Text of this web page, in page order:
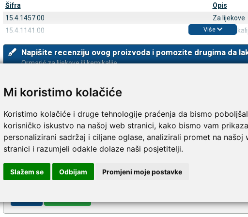
Mi koristimo kolačiće
Koristimo kolačiće i druge tehnologije praćenja da bismo
korisničko iskustvo na našoj web stranici, kako bismo vam
personalizirani sadržaj i ciljane oglase, analizirali promet na našoj
stranici i razumjeli odakle dolaze naši posjetitelji.
Slažem se Odbijam Promjeni moje postavke
Šifra
Opis
15.4.1457.00
Za lijekove
15.4.1141.00
Za
Više
Napišite recenziju ovog proizvoda i pomozite drugima da
Ormarić za lijekove ili kemikalije
VITAMMY Pilla Line 7 × 1 –
tjedna kutija za tablete
2,75 € DODAJ
VITAMMY Pilla 7 × 4 –
kutija za tablete
10,74 € DODAJ